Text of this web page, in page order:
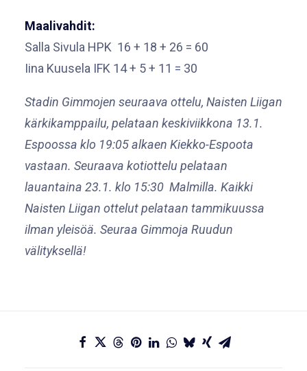
Maalivahdit:
Salla Sivula HPK 16 + 18 + 26 = 60
Iina Kuusela IFK 14 + 5 + 11 = 30
Stadin Gimmojen seuraava ottelu, Naisten Liigan
kärkikamppailu, pelataan keskiviikkona 13.1.
Espoossa klo 19:05 alkaen Kiekko-Espoota
vastaan. Seuraava kotiottelu pelataan
lauantaina 23.1. klo 15:30 Malmilla. Kaikki
Naisten Liigan ottelut pelataan tammikuussa
ilman yleisöä. Seuraa Gimmoja Ruudun
välityksellä!